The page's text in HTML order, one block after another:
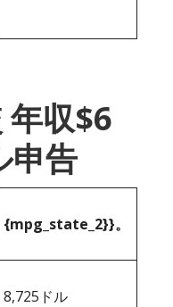
年収$6
申告
{mpg_state_2}}。
8,725ドル